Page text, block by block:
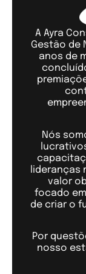
A Ayra
Gestão de
anos de
Nós
lideranças
valor
focado
de criar o
Por
nosso